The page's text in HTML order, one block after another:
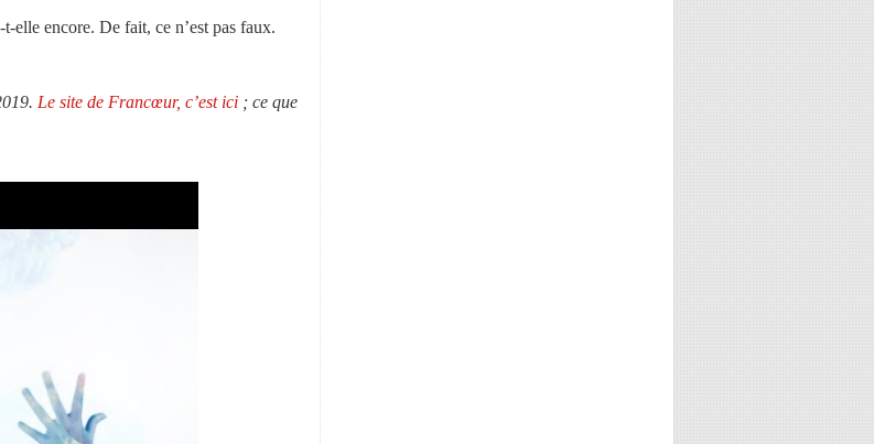
t-elle encore. De fait, ce n’est pas faux.
Le site de Francœur, c’est ici ; ce que